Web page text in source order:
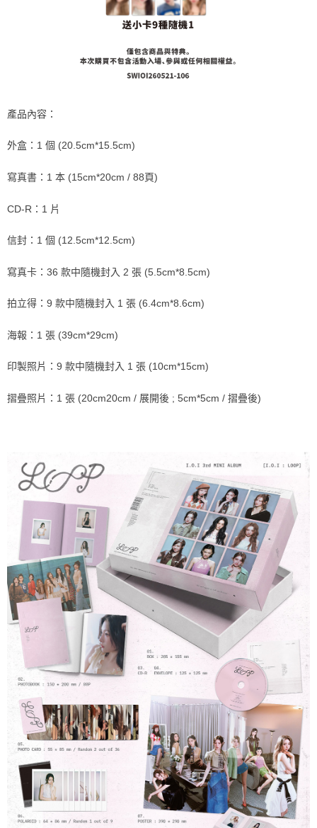
恩沛科技股份有限公司將有權停止該用戶之使用額度並採取法律行動。
產品內容：
外盒：1 個 (20.5cm*15.5cm)
寫真書：1 本 (15cm*20cm / 88頁)
CD-R：1 片
信封：1 個 (12.5cm*12.5cm)
寫真卡：36 款中隨機封入 2 張 (5.5cm*8.5cm)
拍立得：9 款中隨機封入 1 張 (6.4cm*8.6cm)
海報：1 張 (39cm*29cm)
印製照片：9 款中隨機封入 1 張 (10cm*15cm)
摺疊照片：1 張 (20cm20cm / 展開後 ; 5cm*5cm / 摺疊後)